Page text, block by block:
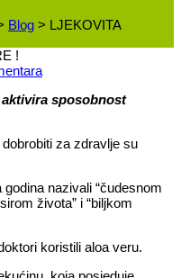
Blog > LJEKOVITA
sposobnost
za zdravlje su
nazivali “čudesnom
života” i “biljkom
koristili aloa veru.